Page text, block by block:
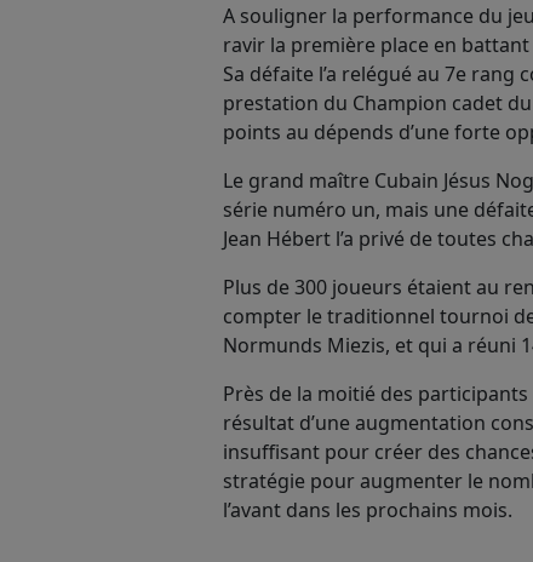
A souligner la performance du
ravir la première place en
Sa défaite l’a relégué au 7e rang
prestation du Champion cadet
points au dépends d’une forte
Le grand maître Cubain Jésus
série numéro un, mais une
Jean Hébert l’a privé de toutes
Plus de 300 joueurs étaient au
compter le traditionnel tournoi
Normunds Miezis, et qui a réuni
Près de la moitié des
résultat d’une augmentation
insuffisant pour créer des
stratégie pour augmenter le
l’avant dans les prochains mois.